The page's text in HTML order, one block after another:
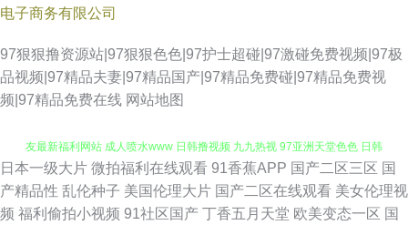
电子商务有限公司
97狠狠撸资源站|97狠狠色色|97护士超碰|97激碰免费视频|97极
品视频|97精品夫妻|97精品国产|97精品免费碰|97精品免费视
频|97精品免费在线 网站地图
狼友视频在线观看 午夜福利66 超碰人人偷 午夜剧场 岛国动作片 瑟瑟97 狼
友最新福利网站 成人喷水www 日韩撸视频 九九热视 97亚洲天堂色色 日韩
日本一级大片 微拍福利在线观看 91香蕉APP 国产二区三区 国
产精品性 乱伦种子 美国伦理大片 国产二区在线观看 美女伦理视
频 福利偷拍小视频 91社区国产 丁香五月天堂 欧美变态一区 国